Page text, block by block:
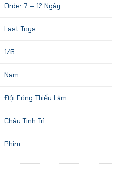
Order 7 – 12 Ngày
Last Toys
1/6
Nam
Đội Bóng Thiếu Lâm
Châu Tinh Trì
Phim